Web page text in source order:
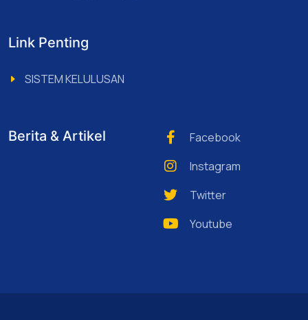
Link Penting
SISTEM KELULUSAN
Berita & Artikel
Facebook
Instagram
Twitter
Youtube